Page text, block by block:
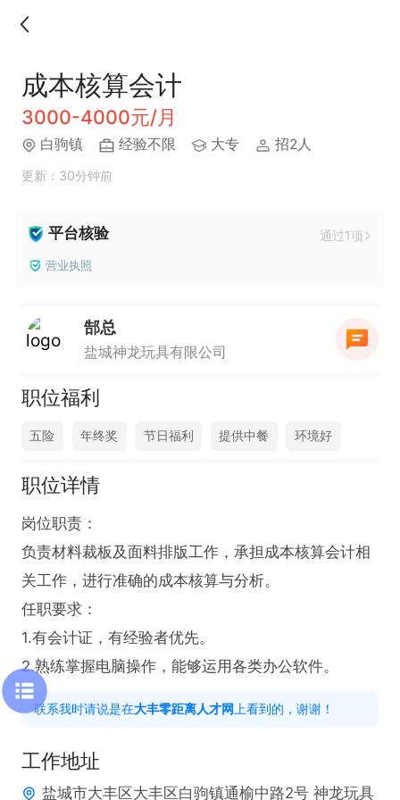
成本核算会计
3000-4000元/月
白驹镇 经验不限 大专 招2人
更新：30分钟前
平台核验 通过1项
营业执照
郜总
盐城神龙玩具有限公司
职位福利
五险 年终奖 节日福利 提供中餐 环境好
职位详情
岗位职责：
负责材料裁板及面料排版工作，承担成本核算会计相
关工作，进行准确的成本核算与分析。
任职要求：
1.有会计证，有经验者优先。
2.熟练掌握电脑操作，能够运用各类办公软件。
联系我时请说是在大丰零距离人才网 上看到的，谢谢！
工作地址
盐城市大丰区大丰区白驹镇通榆中路2号 神龙玩具